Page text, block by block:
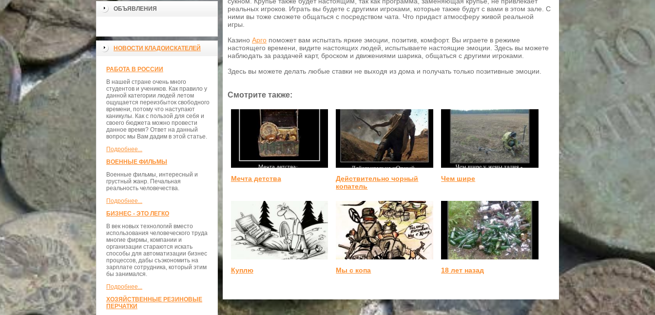
ОБЪЯВЛЕНИЯ
НОВОСТИ КЛАДОИСКАТЕЛЕЙ
РАБОТА В РОССИИ
В нашей стране очень много
студентов и учеников. Как правило у
данной категории людей летом
ощущается переизбыток свободного
времени, потому что наступают
каникулы. Как с пользой для себя и
своего бюджета можно провести
данное время? Ответ на данный
вопрос мы Вам дадим в этой статье.
Подробнее...
ВОЕННЫЕ ФИЛЬМЫ
Военные фильмы, интересный и
грустный жанр. Печальная
реальность человечества.
Подробнее...
БИЗНЕС - ЭТО ЛЕГКО
В век новых технологий вместо
использования человеческого труда
многие фирмы, компании и
организации стараются искать
способы для автоматизации бизнес
процессов, дабы съэкономить на
зарплате сотрудника, который этим
бы занимался.
Подробнее...
ХОЗЯЙСТВЕННЫЕ РЕЗИНОВЫЕ
ПЕРЧАТКИ
реальных игроков. Играть вы будете с другими игроками, которые также будут с вами в этом зале. С
ними вы тоже сможете общаться с посредством чата. Что придаст атмосферу живой реальной
игры.
Казино Арго поможет вам испытать яркие эмоции, позитив, комфорт. Вы играете в режиме
настоящего времени, видите настоящих людей, испытываете настоящие эмоции. Здесь вы можете
наблюдать за раздачей карт, броском и движениями шарика, общаться с другими игроками.
Здесь вы можете делать любые ставки не выходя из дома и получать только позитивные эмоции.
Смотрите также:
Мечта детства
Действительно чорный
копатель
Чем шире
Куплю Мы с копа 18 лет назад